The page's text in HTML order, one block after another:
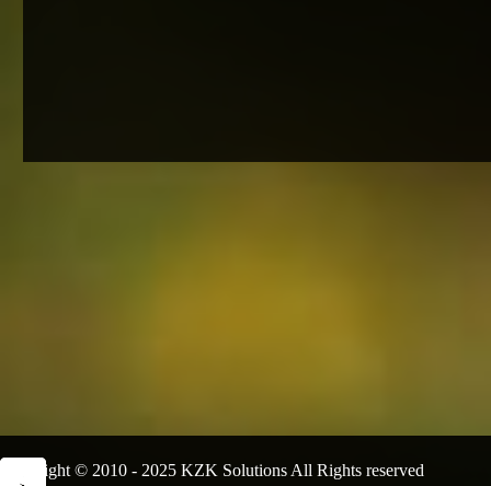
Copyright © 2010 - 2025 KZK Solutions All Rights reserved